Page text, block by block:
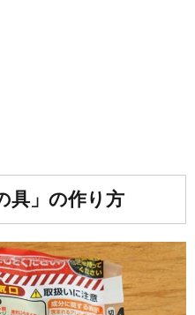
具」の作り方